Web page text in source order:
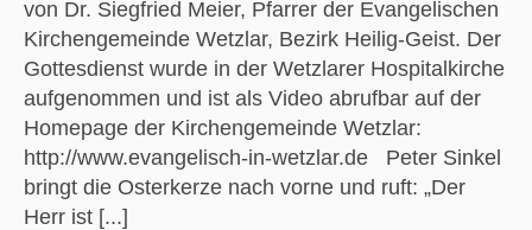
von Dr. Siegfried Meier, Pfarrer der Evangelischen
Kirchengemeinde Wetzlar, Bezirk Heilig-Geist. Der
Gottesdienst wurde in der Wetzlarer Hospitalkirche
aufgenommen und ist als Video abrufbar auf der
Homepage der Kirchengemeinde Wetzlar:
http://www.evangelisch-in-wetzlar.de Peter Sinkel
bringt die Osterkerze nach vorne und ruft: „Der
Herr ist [...]